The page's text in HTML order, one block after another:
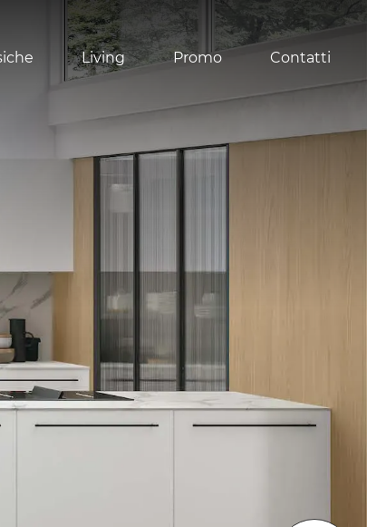
Living Promo Contatti